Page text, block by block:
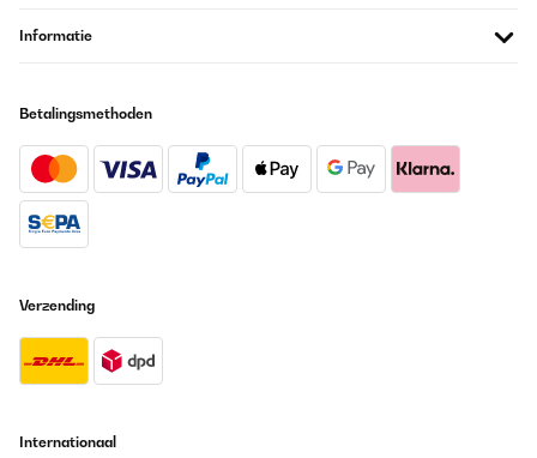
Informatie
Betalingsmethoden
Verzending
Internationaal